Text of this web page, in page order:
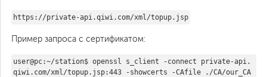
https://private-api.qiwi.com/xml/topup.jsp
Пример запроса с сертификатом:
user@pc:~/station$ openssl s_client -connect private-api.
qiwi.com/xml/topup.jsp:443 -showcerts -CAfile ./CA/our_CA